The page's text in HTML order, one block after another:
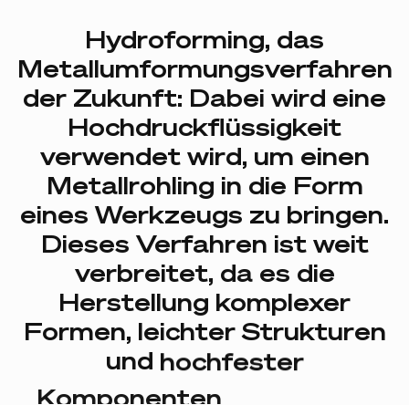
Hydroforming, das
Metallumformungsverfahren
der Zukunft: Dabei wird eine
Hochdruckflüssigkeit
verwendet wird, um einen
Metallrohling in die Form
eines Werkzeugs zu bringen.
Dieses Verfahren ist weit
verbreitet, da es die
Herstellung komplexer
Formen, leichter Strukturen
und hochfester
Komponenten